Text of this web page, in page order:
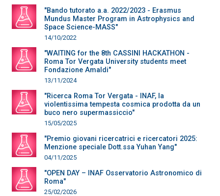
"Bando tutorato a.a. 2022/2023 - Erasmus
Mundus Master Program in Astrophysics and
Space Science-MASS"
14/10/2022
"WAITING for the 8th CASSINI HACKATHON -
Roma Tor Vergata University students meet
Fondazione Amaldi"
13/11/2024
"Ricerca Roma Tor Vergata - INAF, la
violentissima tempesta cosmica prodotta da un
buco nero supermassiccio"
15/05/2025
"Premio giovani ricercatrici e ricercatori 2025:
Menzione speciale Dott.ssa Yuhan Yang"
04/11/2025
"OPEN DAY – INAF Osservatorio Astronomico di
Roma"
25/02/2026